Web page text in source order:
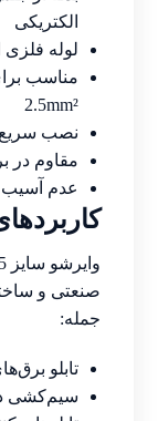
الکتریکی
لوله فلزی
مناسب
2.5mm²
نصب سریع
مقاوم در
عدم آسیب
صنعتی و
جمله:
تابلو
سیم‌کشی